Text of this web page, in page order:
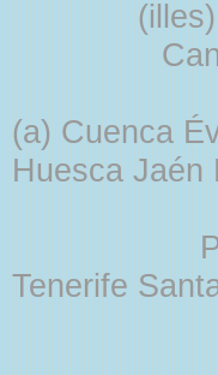
(a) Cuenca
Huesca Jaén
Tenerife